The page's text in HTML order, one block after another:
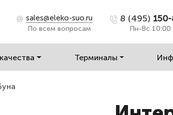
sales@eleko-suo.ru
По всем вопросам
8 (495)
Пн-Вс 10:00
Терминалы